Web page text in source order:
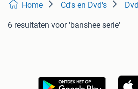
Home Cd's en Dvd's
6 resultaten voor 'banshee serie'